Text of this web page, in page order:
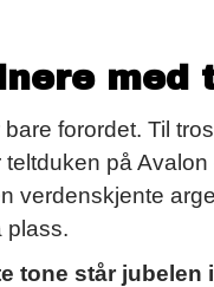
med
forordet. Til
teltduken på Avalon
verdenskjente
plass.
tone står jubelen